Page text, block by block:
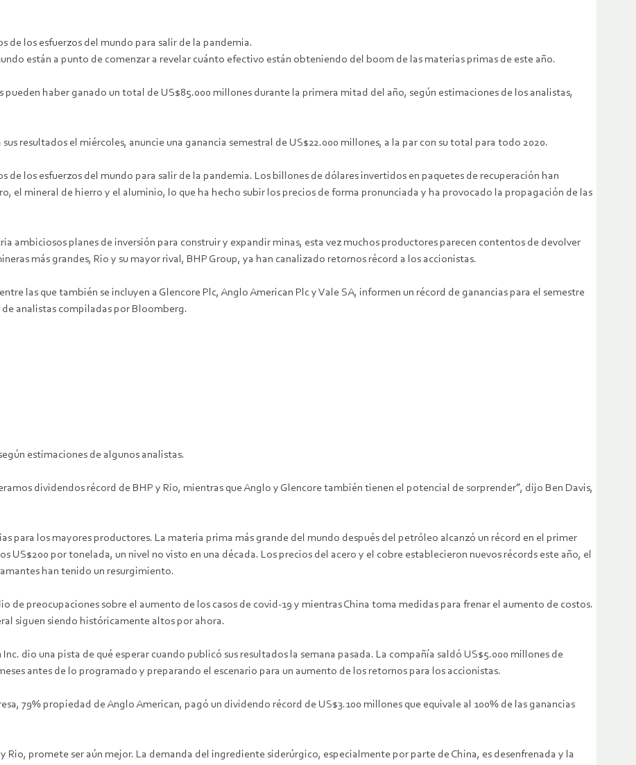
de los esfuerzos del mundo para salir de la pandemia.
están a punto de comenzar a revelar cuánto efectivo están obteniendo del boom de las materias primas de este año.
haber ganado un total de US$85.000 millones durante la primera mitad del año, según estimaciones de los analistas,
resultados el miércoles, anuncie una ganancia semestral de US$22.000 millones, a la par con su total para todo 2020.
de los esfuerzos del mundo para salir de la pandemia. Los billones de dólares invertidos en paquetes de recuperación han
el mineral de hierro y el aluminio, lo que ha hecho subir los precios de forma pronunciada y ha provocado la propagación de las
ambiciosos planes de inversión para construir y expandir minas, esta vez muchos productores parecen contentos de devolver
más grandes, Rio y su mayor rival, BHP Group, ya han canalizado retornos récord a los accionistas.
las que también se incluyen a Glencore Plc, Anglo American Plc y Vale SA, informen un récord de ganancias para el semestre
analistas compiladas por Bloomberg.
estimaciones de algunos analistas.
dividendos récord de BHP y Rio, mientras que Anglo y Glencore también tienen el potencial de sorprender”, dijo Ben Davis,
para los mayores productores. La materia prima más grande del mundo después del petróleo alcanzó un récord en el primer
US$200 por tonelada, un nivel no visto en una década. Los precios del acero y el cobre establecieron nuevos récords este año, el
han tenido un resurgimiento.
de preocupaciones sobre el aumento de los casos de covid-19 y mientras China toma medidas para frenar el aumento de costos.
siguen siendo históricamente altos por ahora.
dio una pista de qué esperar cuando publicó sus resultados la semana pasada. La compañía saldó US$5.000 millones de
antes de lo programado y preparando el escenario para un aumento de los retornos para los accionistas.
79% propiedad de Anglo American, pagó un dividendo récord de US$3.100 millones que equivale al 100% de las ganancias
Rio, promete ser aún mejor. La demanda del ingrediente siderúrgico, especialmente por parte de China, es desenfrenada y la